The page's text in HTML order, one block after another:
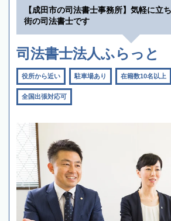
【成田市の司法書士事務所】気軽に立
街の司法書士です
司法書士法人ふらっと
役所から近い 駐車場あり 在籍数10名以上
全国出張対応可